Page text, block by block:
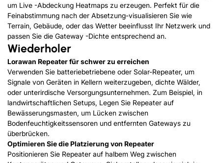
um Live -Abdeckung Heatmaps zu erzeugen. Perfekt für die
Feinabstimmung nach der Absetzung-visualisieren Sie wie
Terrain, Gebäude, oder das Wetter beeinflusst Ihr Netzwerk und
passen Sie die Gateway -Dichte entsprechend an.
Wiederholer
Lorawan Repeater für schwer zu erreichen
Verwenden Sie batteriebetriebene oder Solar-Repeater, um
Signale von Geräten in Kellern weiterzugeben, dichte Wälder,
oder unterirdische Versorgungsunternehmen. Zum Beispiel, in
landwirtschaftlichen Setups, Legen Sie Repeater auf
Bewässerungsmasten, um Lücken zwischen
Bodenfeuchtigkeitssensoren und entfernten Gateways zu
überbrücken.
Optimieren Sie die Platzierung von Repeater
Positionieren Sie Repeater auf halbem Weg zwischen